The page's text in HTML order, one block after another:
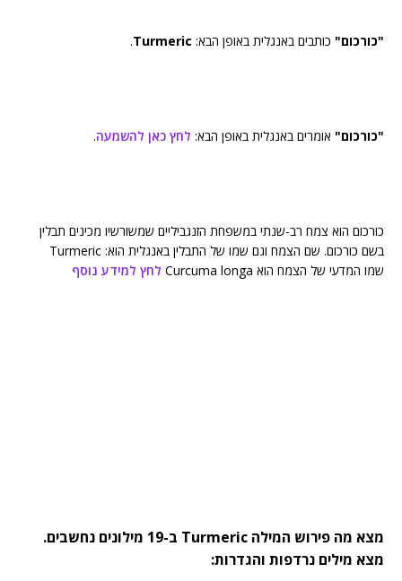
"כורכום" כותבים באנגלית באופן הבא: Turmeric
.
"כורכום" אומרים באנגלית באופן הבא: לחץ כאן להשמעה.
כורכום הוא צמח רב-שנתי במשפחת הזנגביליים שמשורשיו מכינים תבלין
בשם כורכום. שם הצמח וגם שמו של התבלין באנגלית הוא: Turmeric
שמו המדעי של הצמח הוא Curcuma longa
לחץ למידע נוסף
מצא מה פירוש המילה Turmeric ב-19 מילונים נחשבים.
מצא מילים נרדפות והגדרות: